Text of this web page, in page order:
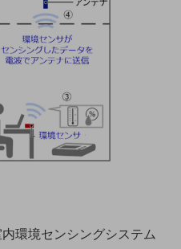
環境センシングシステム